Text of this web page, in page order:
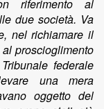
riferimento al
due società. Va
nel richiamare il
proscioglimento
federale
una mera
oggetto del